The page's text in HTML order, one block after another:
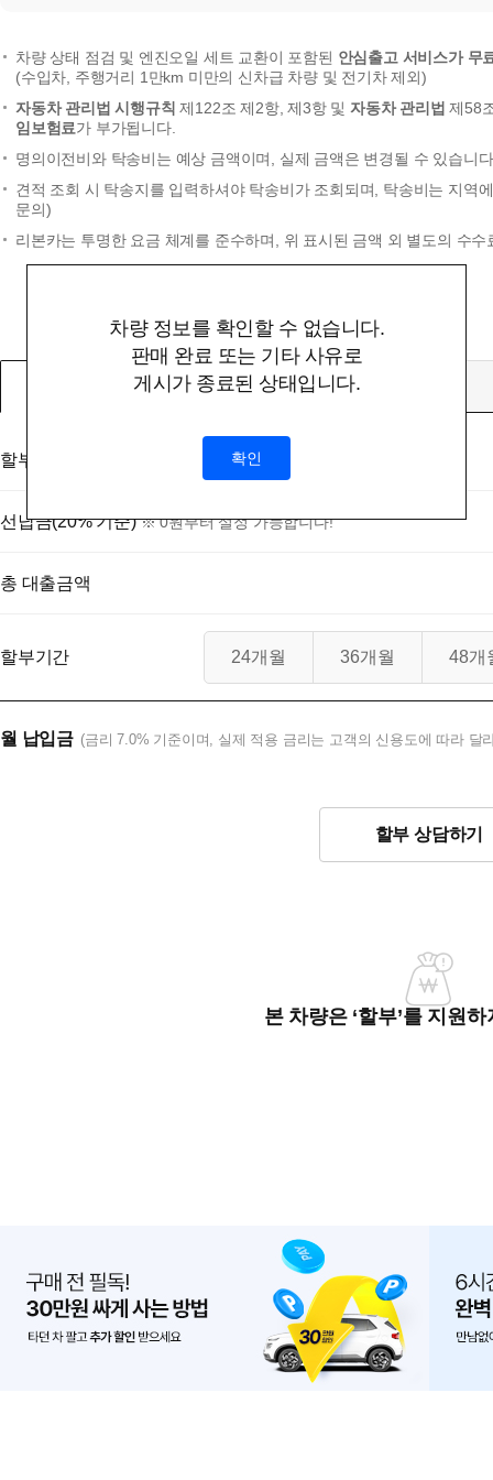
차량 정보를 확인할 수 없습니다.
판매 완료 또는 기타 사유로
게시가 종료된 상태입니다.
확인
차량 상태 점검 및 엔진오일 세트 교환이 포함된 안심출고 서비스가 무
(수입차, 주행거리 1만km 미만의 신차급 차량 및 전기차 제외)
자동차 관리법 시행규칙 제122조 제2항, 제3항 및자동차 관리법 제58
임보험료가 부가됩니다.
명의이전비와 탁송비는 예상 금액이며, 실제 금액은 변경될 수 있습니
견적 조회 시 탁송지를 입력하셔야 탁송비가 조회되며, 탁송비는 지역
문의)
리본카는 투명한 요금 체계를 준수하며, 위 표시된 금액 외 별도의 수
할부
할부대상 금액 (부대비용 및 탁송비 미포함)
선납금(20% 기준) ※ 0원부터 설정 가능합니다!
총 대출금액
할부기간 24개월 36개월 48개
월 납입금 (금리 7.0% 기준이며, 실제 적용 금리는 고객의 신용도에 따라 달
할부 상담하기
본 차량은 ‘할부’를 지원